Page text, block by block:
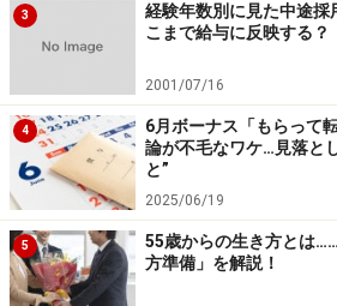
3
経験年数別に見た中途
こまで給与に反映する？
2001/07/16
4
6月ボーナス「もらって
論が不毛なワケ…見落と
と”
2025/06/19
5
55歳からの生き方とは
方準備」を解説！